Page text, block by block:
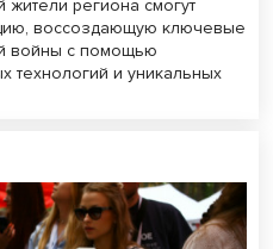
жители региона смогут
воссоздающую ключевые
войны с помощью
технологий и уникальных